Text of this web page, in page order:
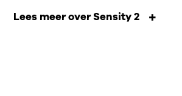
Lees meer over Sensity 2